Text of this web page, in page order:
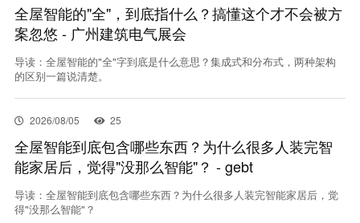
全屋智能的"全"，到底指什么？搞懂这个才不会被方
案忽悠 - 广州建筑电气展会
导读：全屋智能的"全"字到底是什么意思？集成式和分布式，两种架构
的区别一篇说清楚。
2026/08/05 25
全屋智能到底包含哪些东西？为什么很多人装完智
能家居后，觉得"没那么智能"？ - gebt
导读：全屋智能到底包含哪些东西？为什么很多人装完智能家居后，觉
得"没那么智能"？